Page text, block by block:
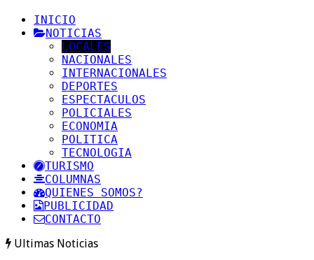
INICIO
NOTICIAS
LOCALES
NACIONALES
INTERNACIONALES
DEPORTES
ESPECTACULOS
POLICIALES
ECONOMIA
POLITICA
TECNOLOGIA
TURISMO
COLUMNAS
QUIENES SOMOS?
PUBLICIDAD
CONTACTO
Ultimas Noticias